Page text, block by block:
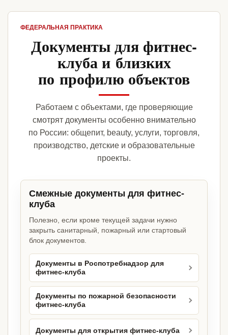
ФЕДЕРАЛЬНАЯ ПРАКТИКА
Документы для фитнес-
клуба и близких
по профилю объектов
Работаем с объектами, где проверяющие
смотрят документы особенно внимательно
по России: общепит, beauty, услуги, торговля,
производство, детские и образовательные
проекты.
Смежные документы для фитнес-
клуба
Полезно, если кроме текущей задачи нужно
закрыть санитарный, пожарный или стартовый
блок документов.
Документы в Роспотребнадзор для
фитнес-клуба
Документы по пожарной безопасности
фитнес-клуба
Документы для открытия фитнес-клуба